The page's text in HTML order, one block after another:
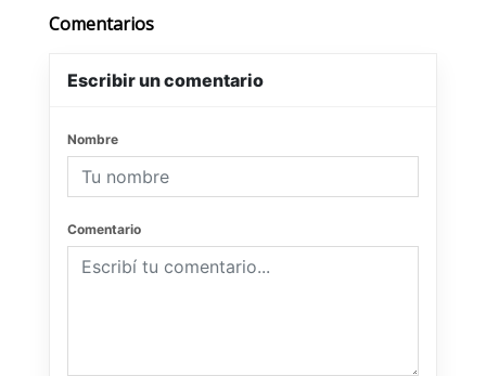
Comentarios
Escribir un comentario
Nombre
Comentario